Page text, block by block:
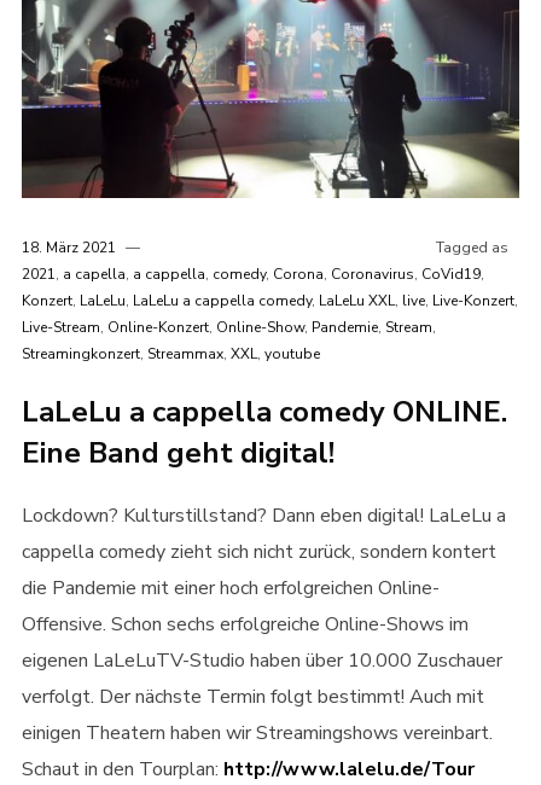
18. März 2021
Tagged as
2021, a capella, a cappella, comedy, Corona, Coronavirus, CoVid19,
Konzert, LaLeLu, LaLeLu a cappella comedy, LaLeLu XXL, live, Live-Konzert,
Live-Stream, Online-Konzert, Online-Show, Pandemie, Stream,
Streamingkonzert, Streammax, XXL, youtube
LaLeLu a cappella comedy ONLINE.
Eine Band geht digital!
Lockdown? Kulturstillstand? Dann eben digital! LaLeLu a
cappella comedy zieht sich nicht zurück, sondern kontert
die Pandemie mit einer hoch erfolgreichen Online-
Offensive. Schon sechs erfolgreiche Online-Shows im
eigenen LaLeLuTV-Studio haben über 10.000 Zuschauer
verfolgt. Der nächste Termin folgt bestimmt! Auch mit
einigen Theatern haben wir Streamingshows vereinbart.
Schaut in den Tourplan: http://www.lalelu.de/Tour